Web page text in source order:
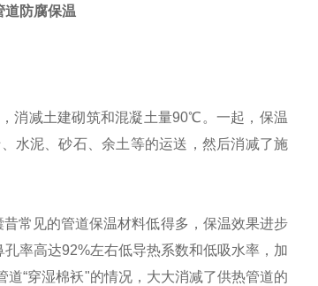
道防腐保温
消减土建砌筑和混凝土量90℃。一起，保温
水泥、砂石、余土等的运送，然后消减了施
常见的管道保温材料低得多，保温效果进步
率高达92%左右低导热系数和低吸水率，加
“穿湿棉袄"的情况，大大消减了供热管道的